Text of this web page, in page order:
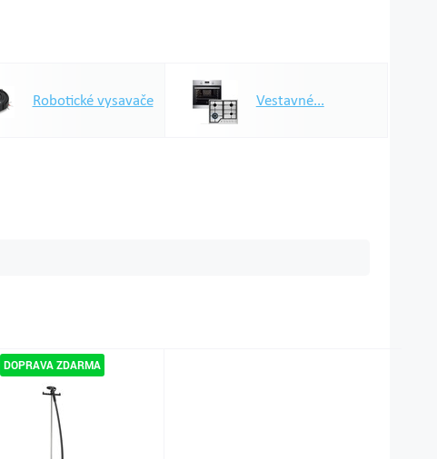
Robotické vysavače Vestavné...